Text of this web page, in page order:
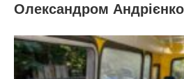
Олександром